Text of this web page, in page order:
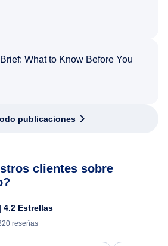
What to Know Before You
publicaciones
clientes sobre
4.2 Estrellas
reseñas